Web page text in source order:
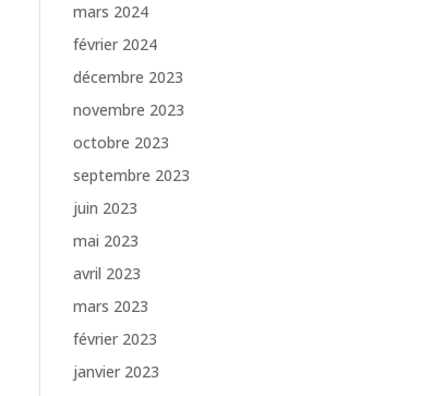
mars 2024
février 2024
décembre 2023
novembre 2023
octobre 2023
septembre 2023
juin 2023
mai 2023
avril 2023
mars 2023
février 2023
janvier 2023